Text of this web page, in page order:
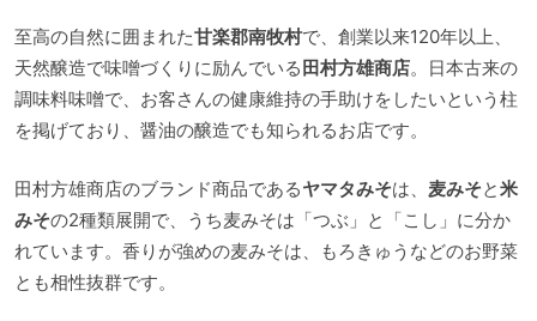
至高の自然に囲まれた甘楽郡南牧村で、創業以来120年以上、
天然醸造で味噌づくりに励んでいる 田村方雄商店。日本古来の
調味料味噌で、お客さんの健康維持の手助けをしたいという柱
を掲げており、醤油の醸造でも知られるお店です。
田村方雄商店のブランド商品であるヤマタみそは、 麦みそと米
みその2種類展開で、うち麦みそは「つぶ」と「こし」に分か
れています。香りが強めの麦みそは、もろきゅうなどのお野菜
とも相性抜群です。